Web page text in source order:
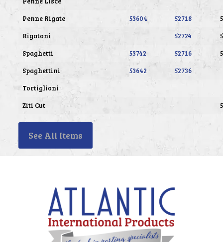
Penne Rigate
53604 52718
Rigatoni
52724
Spaghetti
53742 52716
Spaghettini
53642
52736
Tortiglioni
Ziti Cut
See All Items